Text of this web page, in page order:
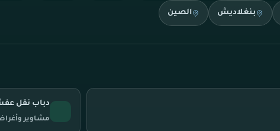
بنغلاديش الصين
دباب نقل
مشاوير